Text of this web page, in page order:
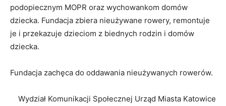
podopiecznym MOPR oraz wychowankom domów
dziecka. Fundacja zbiera nieużywane rowery, remontuje
je i przekazuje dzieciom z biednych rodzin i domów
dziecka.
Fundacja zachęca do oddawania nieużywanych rowerów.
Wydział Komunikacji Społecznej Urząd Miasta Katowice